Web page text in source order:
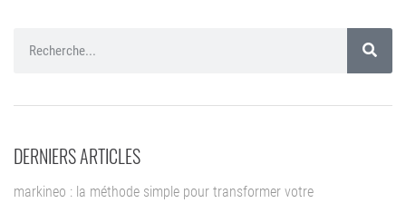
DERNIERS ARTICLES
markineo : la méthode simple pour transformer votre